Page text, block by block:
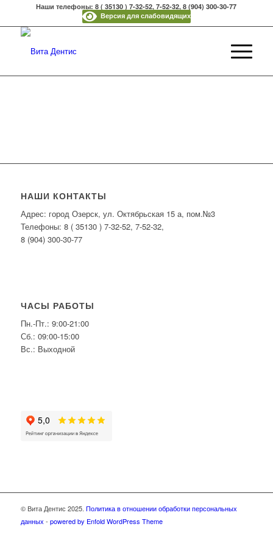
Наши телефоны: 8 ( 35130 ) 7-32-52, 7-52-32, 8 (904) 300-30-77
Версия для слабовидящих
НАШИ КОНТАКТЫ
Адрес: город Озерск, ул. Октябрьская 15 а, пом.№3
Телефоны: 8 ( 35130 ) 7-32-52, 7-52-32,
8 (904) 300-30-77
ЧАСЫ РАБОТЫ
Пн.-Пт.: 9:00-21:00
Сб.: 09:00-15:00
Вс.: Выходной
© Вита Дентис 2025. Политика в отношении обработки персональных
данных- powered by Enfold WordPress Theme